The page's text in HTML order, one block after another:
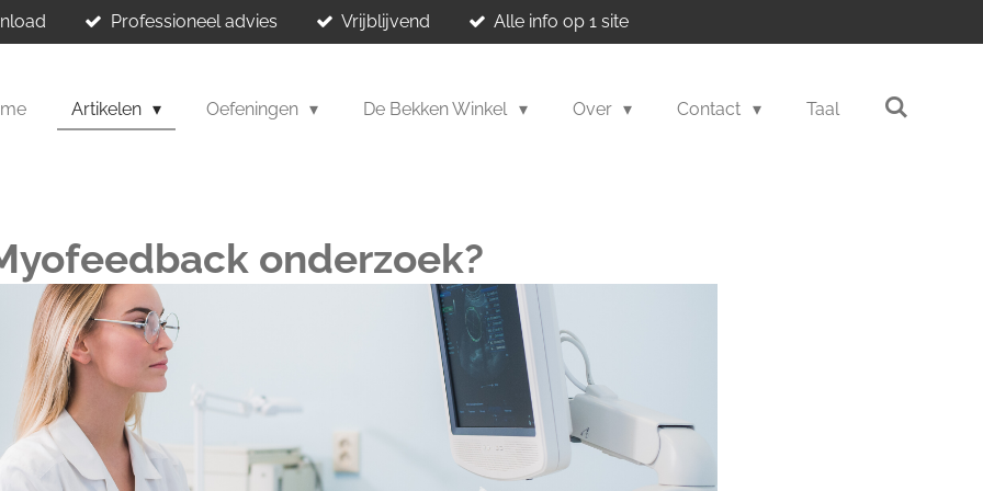
Professioneel advies Vrijblijvend Alle info op 1 site
Artikelen Oefeningen De Bekken Winkel Over Contact Taal
onderzoek?